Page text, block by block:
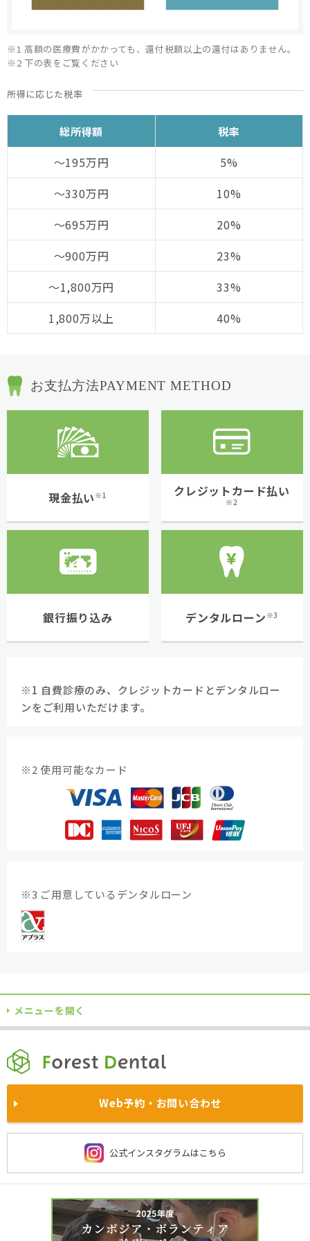
※1 高額の医療費がかかっても、還付税額以上の還付はありません。
※2 下の表をご覧ください
所得に応じた税率
総所得額 税率
～195万円
5%
～330万円
10%
～695万円
20%
～900万円
23%
～1,800万円
33%
1,800万以上
40%
お支払方法PAYMENT METHOD
現金払い ※1 クレジットカード払い
※2
銀行振り込み デンタルローン ※3
※1 自費診療のみ、クレジットカードとデンタルロー
ンをご利用いただけます。
※2 使用可能なカード
※3 ご用意しているデンタルローン
メニューを開く
満足度の高い治療のためのお約束
医師・スタッフの姿勢
施設基準に関する当法人の取り組み
チーム医療
インプラント
被せ物と入れ歯 予防歯科
費用・保険について
歯周病治療
訪問診療
院内風景 求人情報
プレスリリース一覧
よくあるご質問
西東京院
鴻巣院 川越院
西新宿院 大宮院
Web予約・お問い合わせ
公式インスタグラムはこちら